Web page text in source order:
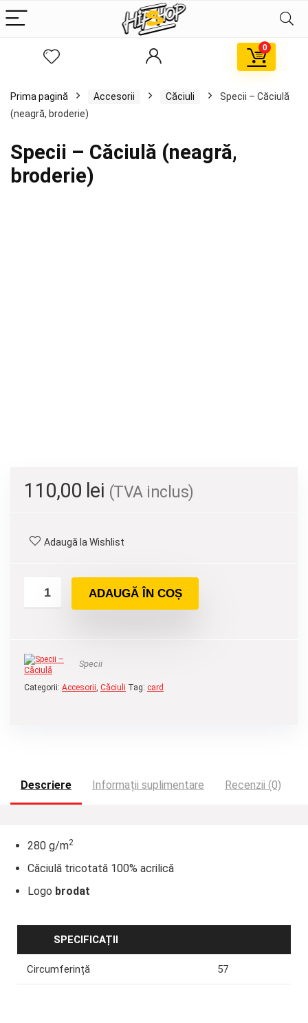
0
Prima pagină Accesorii Căciuli
Specii – Căciulă
(neagră, broderie)
Specii – Căciulă (neagră,
broderie)
110,00 lei (TVA inclus)
Adaugă la Wishlist
ADAUGĂ ÎN COȘ
Specii
Categorii: Accesorii, Căciuli Tag: card
Descriere Informații suplimentare Recenzii (0)
280 g/m2
Căciulă tricotată 100% acrilică
Logo brodat
SPECIFICAȚII
Circumferință 57